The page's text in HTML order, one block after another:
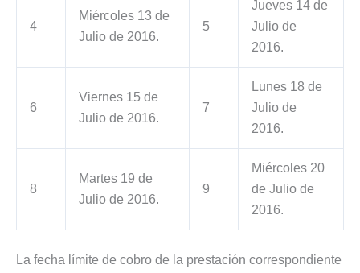
4
Miércoles 13 de
Julio de 2016.
5
Jueves 14 de
Julio de
2016.
6
Viernes 15 de
Julio de 2016.
7
Lunes 18 de
Julio de
2016.
8
Martes 19 de
Julio de 2016.
9
Miércoles 20
de Julio de
2016.
La fecha límite de cobro de la prestación correspondiente